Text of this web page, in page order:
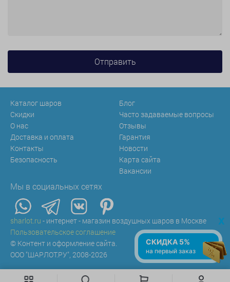
Каталог шаров
Скидки
О нас
Доставка и оплата
Контакты
Безопасность
Блог
Часто задаваемые вопросы
Отзывы
Гарантия
Новости
Карта сайта
Вакансии
Мы в социальных сетях
sharlot.ru - интернет - магазин воздушных шаров в Москве
Пользовательское соглашение
© Контент и оформление сайта.
ООО "ШАРЛОТ.РУ", 2008-2026
x
СКИДКА 5%
на первый заказ